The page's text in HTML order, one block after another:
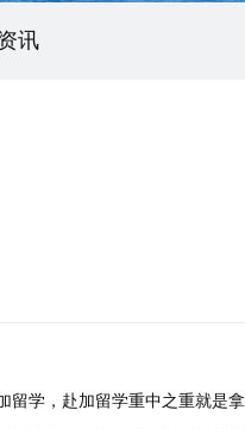
讯
学，赴加留学重中之重就是